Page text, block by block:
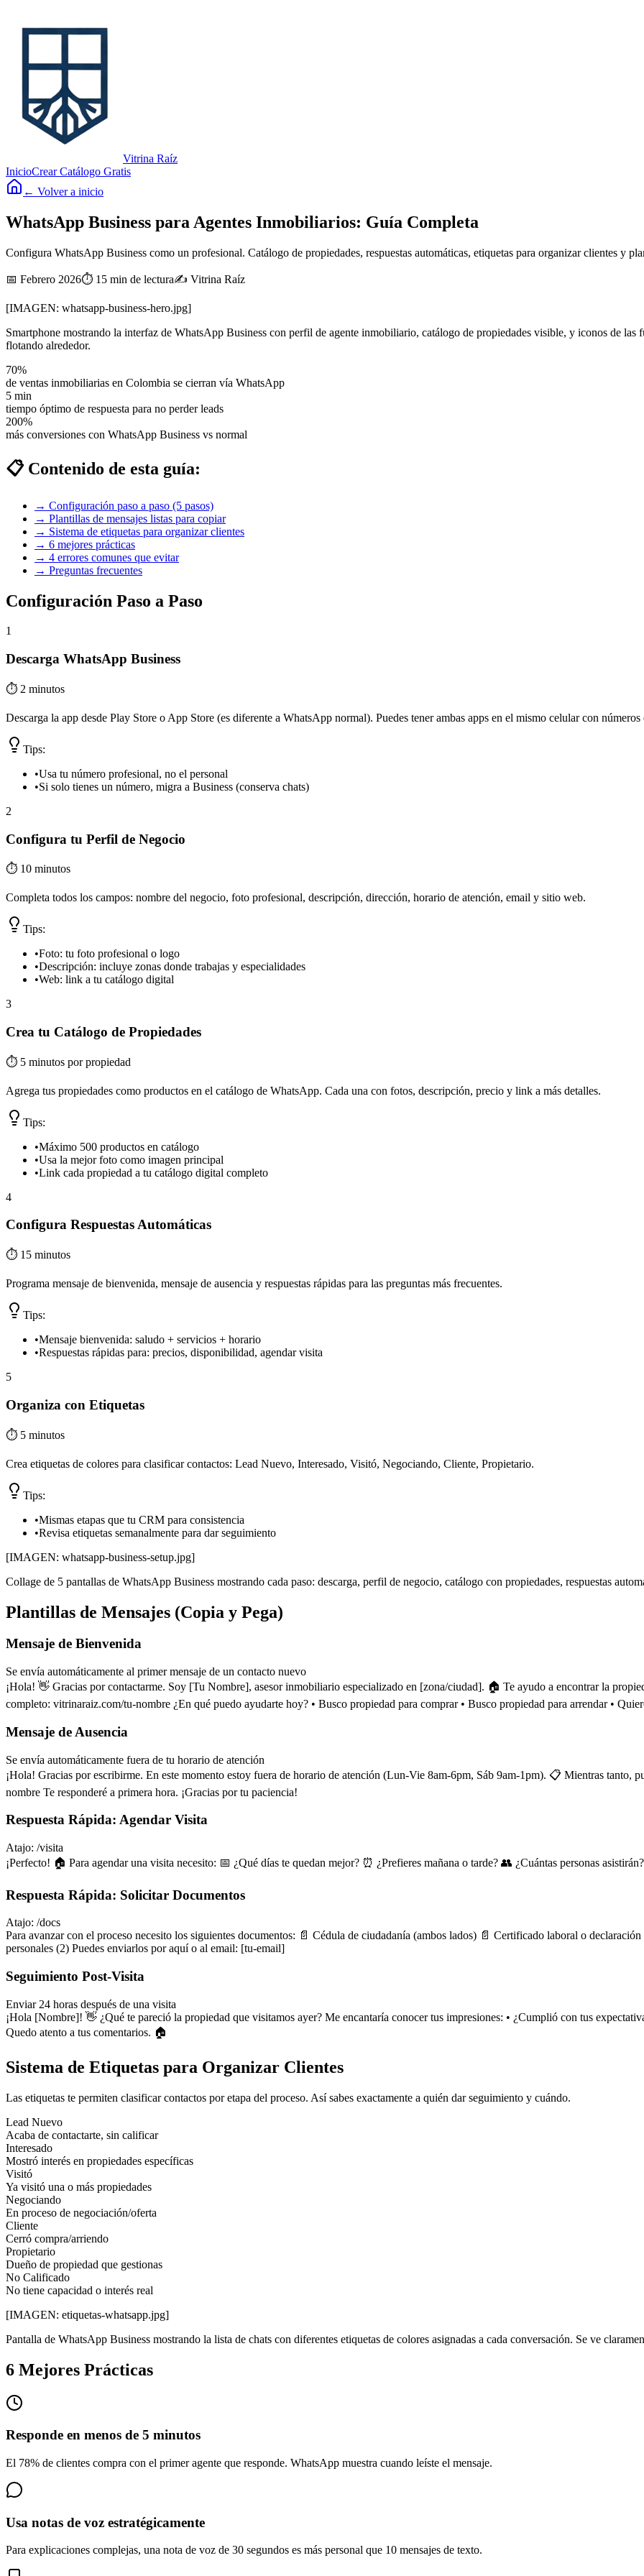
Vitrina Raíz
InicioCrear Catálogo Gratis
← Volver a inicio
WhatsApp Business para Agentes Inmobiliarios: Guía Completa
Configura WhatsApp Business como un profesional. Catálogo de propiedades, respuestas automáticas, etiquetas para organizar clientes y
📅 Febrero 2026⏱️ 15 min de lectura✍️ Vitrina Raíz
[IMAGEN: whatsapp-business-hero.jpg]
Smartphone mostrando la interfaz de WhatsApp Business con perfil de agente inmobiliario, catálogo de propiedades visible, y iconos de las
flotando alrededor.
70%
de ventas inmobiliarias en Colombia se cierran vía WhatsApp
5 min
tiempo óptimo de respuesta para no perder leads
200%
más conversiones con WhatsApp Business vs normal
📋 Contenido de esta guía:
→ Configuración paso a paso (5 pasos)
→ Plantillas de mensajes listas para copiar
→ Sistema de etiquetas para organizar clientes
→ 6 mejores prácticas
→ 4 errores comunes que evitar
→ Preguntas frecuentes
Configuración Paso a Paso
1
Descarga WhatsApp Business
⏱️ 2 minutos
Descarga la app desde Play Store o App Store (es diferente a WhatsApp normal). Puedes tener ambas apps en el mismo celular con números
Tips:
•Usa tu número profesional, no el personal
•Si solo tienes un número, migra a Business (conserva chats)
2
Configura tu Perfil de Negocio
⏱️ 10 minutos
Completa todos los campos: nombre del negocio, foto profesional, descripción, dirección, horario de atención, email y sitio web.
Tips:
•Foto: tu foto profesional o logo
•Descripción: incluye zonas donde trabajas y especialidades
•Web: link a tu catálogo digital
3
Crea tu Catálogo de Propiedades
⏱️ 5 minutos por propiedad
Agrega tus propiedades como productos en el catálogo de WhatsApp. Cada una con fotos, descripción, precio y link a más detalles.
Tips:
•Máximo 500 productos en catálogo
•Usa la mejor foto como imagen principal
•Link cada propiedad a tu catálogo digital completo
4
Configura Respuestas Automáticas
⏱️ 15 minutos
Programa mensaje de bienvenida, mensaje de ausencia y respuestas rápidas para las preguntas más frecuentes.
Tips:
•Mensaje bienvenida: saludo + servicios + horario
•Respuestas rápidas para: precios, disponibilidad, agendar visita
5
Organiza con Etiquetas
⏱️ 5 minutos
Crea etiquetas de colores para clasificar contactos: Lead Nuevo, Interesado, Visitó, Negociando, Cliente, Propietario.
Tips:
•Mismas etapas que tu CRM para consistencia
•Revisa etiquetas semanalmente para dar seguimiento
[IMAGEN: whatsapp-business-setup.jpg]
Collage de 5 pantallas de WhatsApp Business mostrando cada paso: descarga, perfil de negocio, catálogo con propiedades, respuestas
Plantillas de Mensajes (Copia y Pega)
Mensaje de Bienvenida
Se envía automáticamente al primer mensaje de un contacto nuevo
¡Hola! 👋 Gracias por contactarme. Soy [Tu Nombre], asesor inmobiliario especializado en [zona/ciudad]. 🏠 Te ayudo a encontrar la
completo: vitrinaraiz.com/tu-nombre ¿En qué puedo ayudarte hoy? • Busco propiedad para comprar • Busco propiedad para arrendar •
Mensaje de Ausencia
Se envía automáticamente fuera de tu horario de atención
¡Hola! Gracias por escribirme. En este momento estoy fuera de horario de atención (Lun-Vie 8am-6pm, Sáb 9am-1pm). 📋 Mientras tanto,
nombre Te responderé a primera hora. ¡Gracias por tu paciencia!
Respuesta Rápida: Agendar Visita
Atajo: /visita
¡Perfecto! 🏠 Para agendar una visita necesito: 📅 ¿Qué días te quedan mejor? ⏰ ¿Prefieres mañana o tarde? 👥 ¿Cuántas personas
Respuesta Rápida: Solicitar Documentos
Atajo: /docs
Para avanzar con el proceso necesito los siguientes documentos: 📄 Cédula de ciudadanía (ambos lados) 📄 Certificado laboral o
personales (2) Puedes enviarlos por aquí o al email: [tu-email]
Seguimiento Post-Visita
Enviar 24 horas después de una visita
¡Hola [Nombre]! 👋 ¿Qué te pareció la propiedad que visitamos ayer? Me encantaría conocer tus impresiones: • ¿Cumplió con tus
Quedo atento a tus comentarios. 🏠
Sistema de Etiquetas para Organizar Clientes
Las etiquetas te permiten clasificar contactos por etapa del proceso. Así sabes exactamente a quién dar seguimiento y cuándo.
Lead Nuevo
Acaba de contactarte, sin calificar
Interesado
Mostró interés en propiedades específicas
Visitó
Ya visitó una o más propiedades
Negociando
En proceso de negociación/oferta
Cliente
Cerró compra/arriendo
Propietario
Dueño de propiedad que gestionas
No Calificado
No tiene capacidad o interés real
[IMAGEN: etiquetas-whatsapp.jpg]
Pantalla de WhatsApp Business mostrando la lista de chats con diferentes etiquetas de colores asignadas a cada conversación. Se ve
6 Mejores Prácticas
Responde en menos de 5 minutos
El 78% de clientes compra con el primer agente que responde. WhatsApp muestra cuando leíste el mensaje.
Usa notas de voz estratégicamente
Para explicaciones complejas, una nota de voz de 30 segundos es más personal que 10 mensajes de texto.